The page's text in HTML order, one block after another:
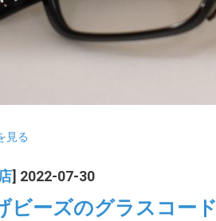
見る
] 2022-07-30
ビーズのグラスコード